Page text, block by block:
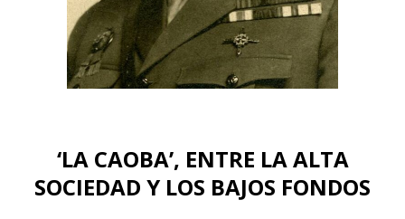
‘LA CAOBA’, ENTRE LA ALTA
SOCIEDAD Y LOS BAJOS FONDOS